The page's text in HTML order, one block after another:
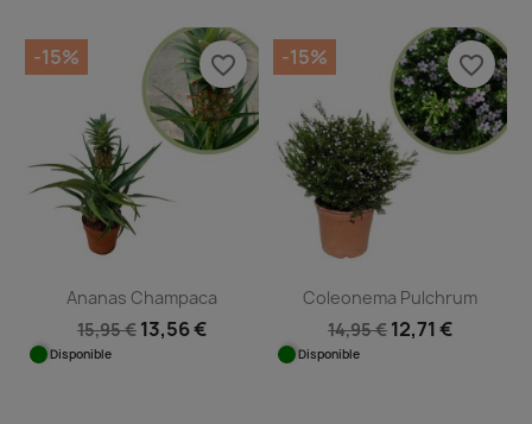
Ananas Champaca
15,95 € 13,56 €
Disponible
-15% favorite_border
Coleonema Pulchrum
14,95 € 12,71 €
Disponible
-15% favorite_border